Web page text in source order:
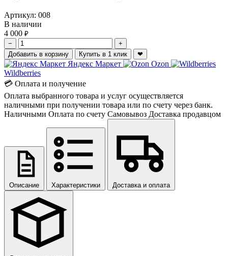
Артикул: 008
В наличии
4 000 ₽
−
+
Добавить в корзину
Купить в 1 клик ❤
Яндекс Маркет
Ozon
Wildberries
💳 Оплата и получение
Оплата выбранного товара и услуг осуществляется
наличными при получении товара или по счету через банк.
Наличными Оплата по счету Самовывоз Доставка продавцом
Описание Характеристики Доставка и оплата